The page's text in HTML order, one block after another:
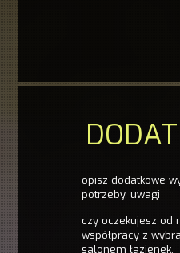
opisz dodatkowe
potrzeby, uwagi
czy oczekujesz od
współpracy z
salonem łazienek,